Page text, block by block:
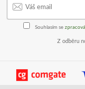
Souhlasím se
Z odběru